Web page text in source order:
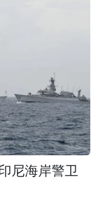
尼海岸警卫